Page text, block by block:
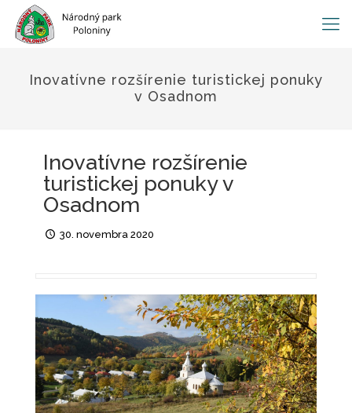
Inovatívne rozšírenie turistickej ponuky
v Osadnom
Inovatívne rozšírenie
turistickej ponuky v
Osadnom
30. novembra 2020